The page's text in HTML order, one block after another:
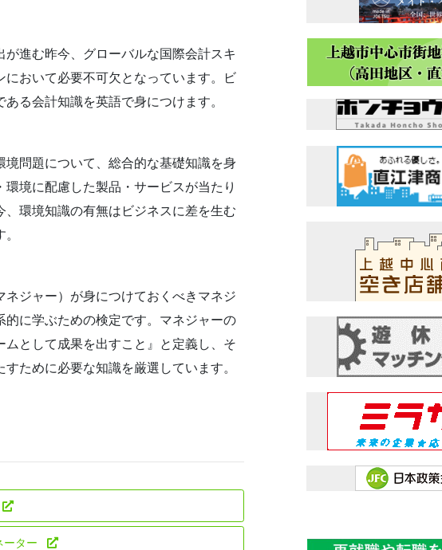
が進む昨今、グローバルな国際会計スキ
において必要不可欠となっています。ビ
ある会計知識を英語で身につけます。
境問題について、総合的な基礎知識を身
環境に配慮した製品・サービスが当たり
、環境知識の有無はビジネスに差を生む
ネジャー）が身につけておくべきマネジ
的に学ぶための検定です。マネジャーの
ムとして成果を出すこと』と定義し、そ
ために必要な知識を厳選しています。
ーター